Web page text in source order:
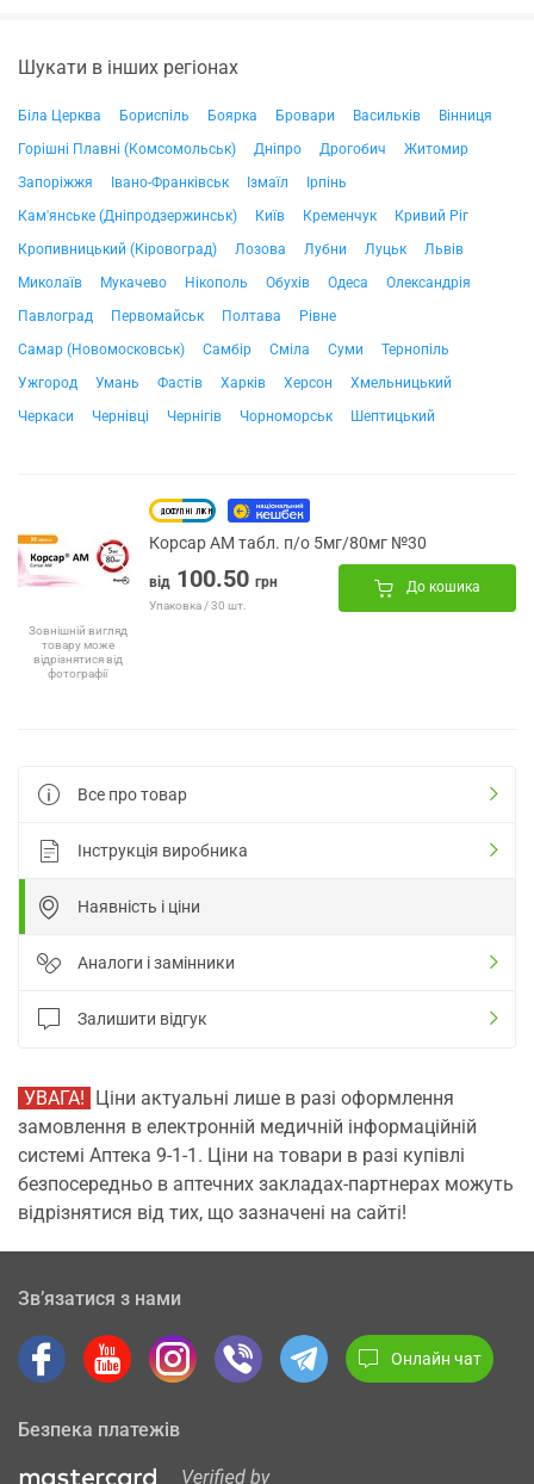
Шукати в інших регіонах
Біла Церква Бориспіль Боярка Бровари Васильків
Вінниця
Горішні Плавні (Комсомольськ)
Дніпро Дрогобич
Житомир
Запоріжжя
Івано-Франківськ Ізмаїл
Ірпінь
Кам'янське (Дніпродзержинськ)
Київ Кременчук
Кривий Ріг
Кропивницький (Кіровоград)
Лозова Лубни Луцьк
Львів
Миколаїв
Мукачево Нікополь Обухів Одеса
Олександрія
Павлоград
Первомайськ Полтава
Рівне
Самар (Новомосковськ)
Самбір Сміла Суми
Тернопіль
Ужгород
Умань Фастів Харків Херсон
Хмельницький
Черкаси
Чернівці Чернігів Чорноморськ Шептицький
Зовнішній вигляд
товару може
відрізнятися від
фотографії
Корсар АМ табл. п/о 5мг/80мг №30
від 100.50 грн
Упаковка / 30 шт.
До кошика
Все про товар
Інструкція виробника
Наявність і ціни
Аналоги і замінники
Залишити відгук
УВАГА! Ціни актуальні лише в разі оформлення
замовлення в електронній медичній інформаційній
системі Аптека 9-1-1. Ціни на товари в разі купівлі
безпосередньо в аптечних закладах-партнерах можуть
відрізнятися від тих, що зазначені на сайті!
Зв’язатися з нами
Онлайн чат
Безпека платежів